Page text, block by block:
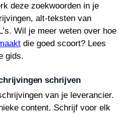
deze zoekwoorden in je
alt-teksten van
Wil je meer weten over hoe
die goed scoort? Lees
gids.
schrijven
van je leverancier.
content. Schrijf voor elk